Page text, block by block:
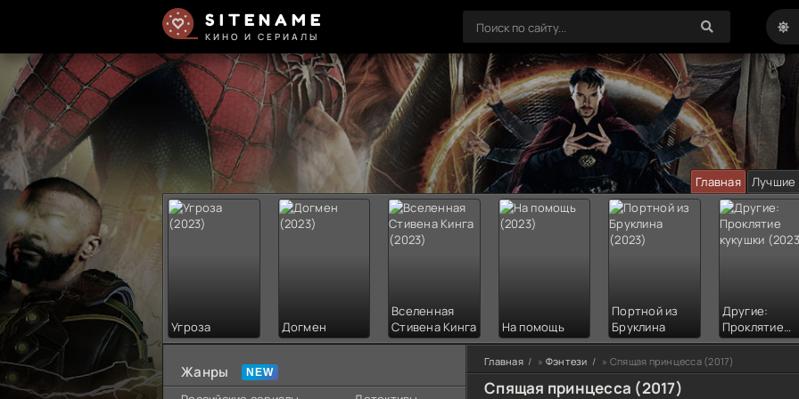
SITENAME
КИНО И СЕРИАЛЫ
Главная Лучшие
Угроза Догмен
Вселенная
Стивена Кинга
На помощь
Портной из
Бруклина
Другие:
Проклятие
кукушки
Жанры
Главная » Фэнтези » Спящая принцесса (2017)
Спящая принцесса (2017)